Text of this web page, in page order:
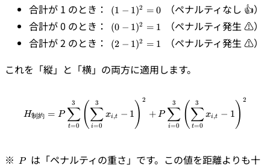
合計が 1 のとき：
(1 -
1)^2
= 0
(1 − 1)2 = 0
（ペナルティなし 👍）
合計が 0 のとき：
(0 -
1)^2
= 1
(0 − 1)2 = 1
（ペナルティ発生 ⚠️）
合計が 2 のとき：
(2 -
1)^2
= 1
(2 − 1)2 = 1
（ペナルティ発生 ⚠️）
これを「縦」と「横」の両方に適用します。
\begin{align*} H_{\text{制約
H制約 = P
t=0
∑
3 ( i=0
∑
3
xi,t − 1 )
2
+ P
i=0
∑
3 ( t=0
∑
3
xi,t − 1 )
2
※ P
P
は「ペナルティの重さ」です。この値を距離よりも十